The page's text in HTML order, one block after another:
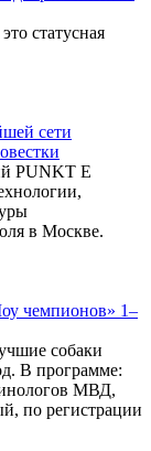
статусная
сети
PUNKT E
в Москве.
чемпионов» 1–
собаки
В программе:
МВД,
по регистрации